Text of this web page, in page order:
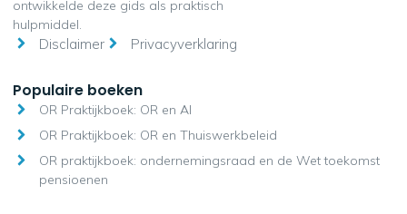
ontwikkelde deze gids als praktisch
hulpmiddel.
Disclaimer Privacyverklaring
Populaire boeken
OR Praktijkboek: OR en AI
OR Praktijkboek: OR en Thuiswerkbeleid
OR praktijkboek: ondernemingsraad en de Wet toekomst
pensioenen